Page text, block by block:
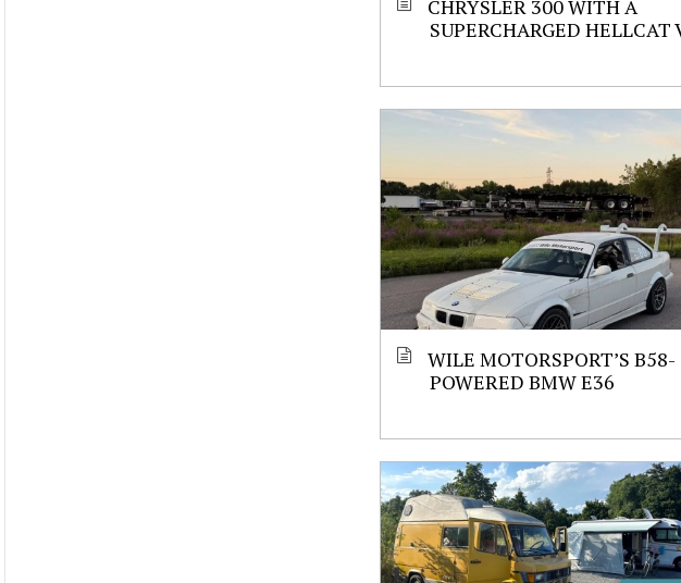
CHRYSLER 300 WITH A
SUPERCHARGED HELLCAT
WILE MOTORSPORT’S B58-
POWERED BMW E36